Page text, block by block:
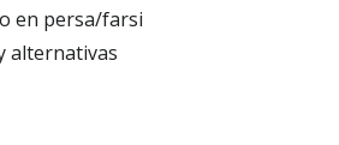
en persa/farsi
alternativas